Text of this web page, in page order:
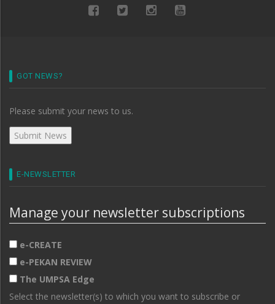
GOT NEWS?
Please submit your news to us.
E-NEWSLETTER
Manage your newsletter subscriptions
e-CREATE
e-PEKAN REVIEW
The UMPSA Edge
Select the newsletter(s) to which you want to subscribe or